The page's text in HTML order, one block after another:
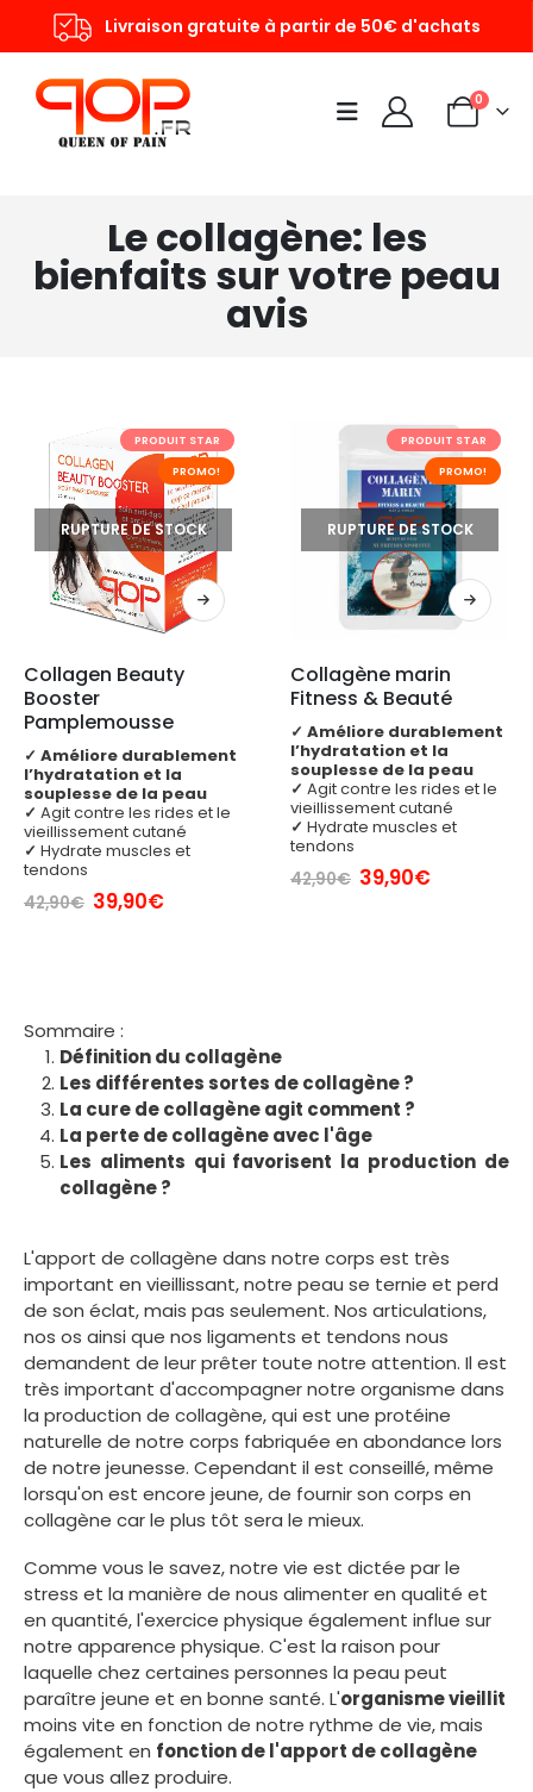
Livraison gratuite à partir de 50€ d'achats
0
Le collagène: les
bienfaits sur votre peau
avis
PRODUIT STAR
PROMO!
RUPTURE DE STOCK
Collagen Beauty
Booster
Pamplemousse
✓ Améliore durablement
l’hydratation et la
souplesse de la peau
✓ Agit contre les rides et le
vieillissement cutané
✓ Hydrate muscles et
tendons
42,90€ Le
prix
39,90€Le
PRODUIT STAR
PROMO!
RUPTURE DE STOCK
Collagène marin
Fitness & Beauté
✓ Améliore durablement
l’hydratation et la
souplesse de la peau
✓ Agit contre les rides et le
vieillissement cutané
✓ Hydrate muscles et
tendons
42,90€ Le
prix
39,90€Le
Sommaire :
Définition du collagène
Les différentes sortes de collagène ?
La cure de collagène agit comment ?
La perte de collagène avec l'âge
Les aliments qui favorisent la production de
collagène ?
L'apport de collagène dans notre corps est très
important en vieillissant, notre peau se ternie et perd
de son éclat, mais pas seulement. Nos articulations,
nos os ainsi que nos ligaments et tendons nous
demandent de leur prêter toute notre attention. Il est
très important d'accompagner notre organisme dans
la production de collagène, qui est une protéine
naturelle de notre corps fabriquée en abondance lors
de notre jeunesse. Cependant il est conseillé, même
lorsqu'on est encore jeune, de fournir son corps en
collagène car le plus tôt sera le mieux.
Comme vous le savez, notre vie est dictée par le
stress et la manière de nous alimenter en qualité et
en quantité, l'exercice physique également influe sur
notre apparence physique. C'est la raison pour
laquelle chez certaines personnes la peau peut
paraître jeune et en bonne santé. L'organisme vieillit
moins vite en fonction de notre rythme de vie, mais
également en fonction de l'apport de collagène
que vous allez produire.